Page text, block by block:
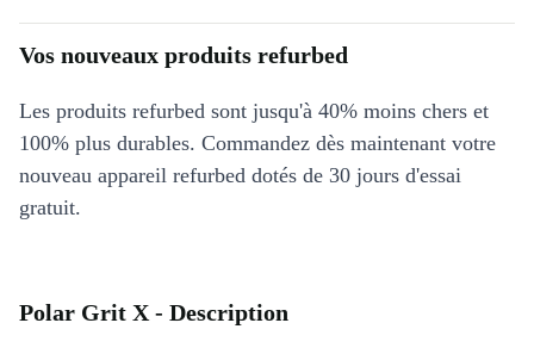
Vos nouveaux produits refurbed
Les produits refurbed sont jusqu'à 40% moins chers et
100% plus durables. Commandez dès maintenant votre
nouveau appareil refurbed dotés de 30 jours d'essai
gratuit.
Polar Grit X - Description